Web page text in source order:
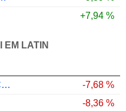
+7,94 %
EM LATIN
COMPANHIA SIDERÚRGICA NACIONAL S.A.
-7,68 %
-8,36 %